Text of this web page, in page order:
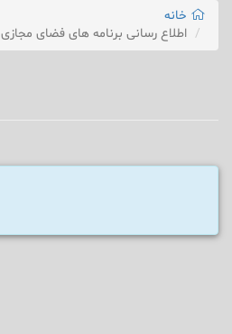
خانه
اطلاع رسانی برنامه های فضای مجازی۱